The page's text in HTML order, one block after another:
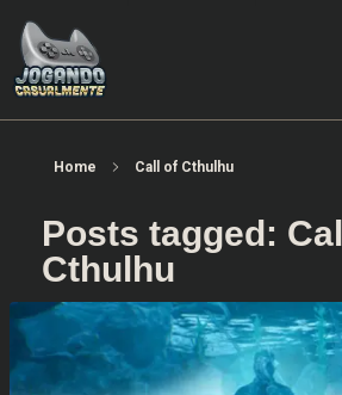
Home Call of Cthulhu
Posts tagged:
Cthulhu